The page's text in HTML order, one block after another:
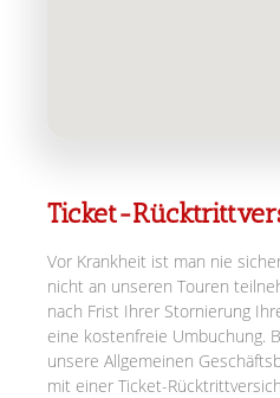
Ticket-
Vor Krankheit ist man nie
nicht an unseren Touren
nach Frist Ihrer Stornierung
eine kostenfreie Umbuchung.
unsere Allgemeinen
mit einer Ticket-